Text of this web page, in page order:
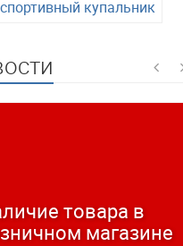
спортивный купальник
товара в
магазине